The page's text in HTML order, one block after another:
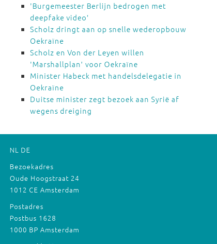
'Burgemeester Berlijn bedrogen met
deepfake video'
Scholz dringt aan op snelle wederopbouw
Oekraïne
Scholz en Von der Leyen willen
'Marshallplan' voor Oekraïne
Minister Habeck met handelsdelegatie in
Oekraïne
Duitse minister zegt bezoek aan Syrië af
wegens dreiging
NL DE
Bezoekadres
Oude Hoogstraat 24
1012 CE Amsterdam
Postadres
Postbus 1628
1000 BP Amsterdam